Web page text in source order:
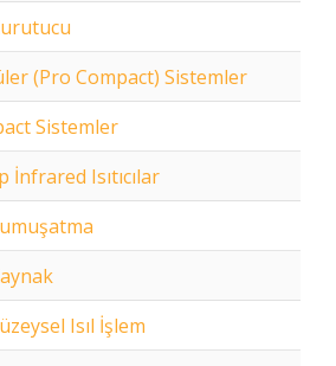
(Pro Compact) Sistemler
Sistemler
İnfrared Isıtıcılar
Isıl İşlem